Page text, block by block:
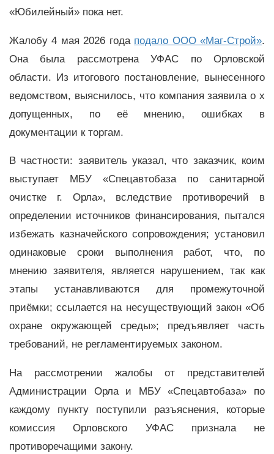
«Юбилейный» пока нет.
Жалобу 4 мая 2026 года подало ООО «Маг-Строй».
Она была рассмотрена УФАС по Орловской
области. Из итогового постановление, вынесенного
ведомством, выяснилось, что компания заявила о х
допущенных, по её мнению, ошибках в
документации к торгам.
В частности: заявитель указал, что заказчик, коим
выступает МБУ «Спецавтобаза по санитарной
очистке г. Орла», вследствие противоречий в
определении источников финансирования, пытался
избежать казначейского сопровождения; установил
одинаковые сроки выполнения работ, что, по
мнению заявителя, является нарушением, так как
этапы устанавливаются для промежуточной
приёмки; ссылается на несуществующий закон «Об
охране окружающей среды»; предъявляет часть
требований, не регламентируемых законом.
На рассмотрении жалобы от представителей
Администрации Орла и МБУ «Спецавтобаза» по
каждому пункту поступили разъяснения, которые
комиссия Орловского УФАС признала не
противоречащими закону.